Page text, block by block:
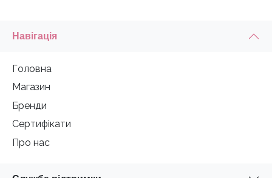
Навігація
Головна
Магазин
Бренди
Сертифікати
Про нас